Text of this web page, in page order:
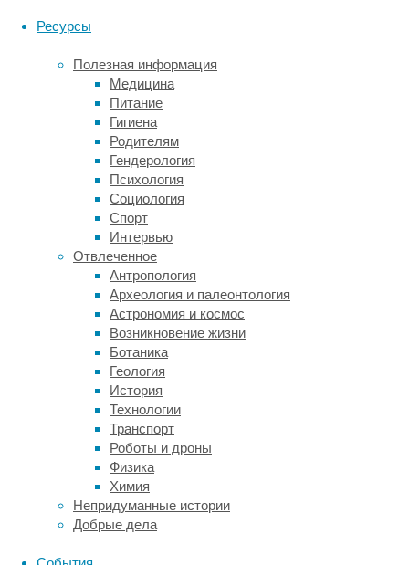
Ресурсы
Полезная информация
Медицина
Питание
Гигиена
Родителям
Гендерология
Психология
Социология
Спорт
Интервью
Отвлеченное
Антропология
Археология и палеонтология
Астрономия и космос
Возникновение жизни
Ботаника
Геология
История
Технологии
Транспорт
Роботы и дроны
Физика
Химия
Непридуманные истории
Добрые дела
атом
и
многое
другое,
в
процессе
обучения
используют
наглядные
пособия,
макеты,
муляжи
и
модели.
Дидактические
материалы.
К
ним
относятся
карточки
с
различными
заданиями,
сборники
упражнений